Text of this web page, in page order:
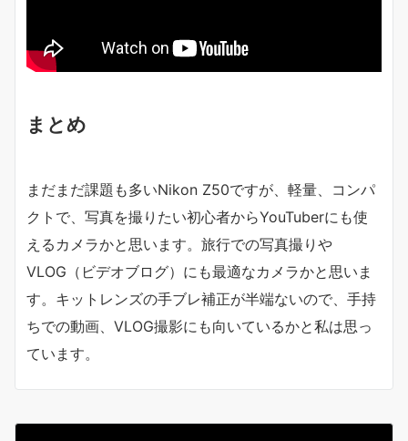
まとめ
まだまだ課題も多いNikon Z50ですが、軽量、コンパ
クトで、写真を撮りたい初心者からYouTuberにも使
えるカメラかと思います。旅行での写真撮りや
VLOG（ビデオブログ）にも最適なカメラかと思いま
す。キットレンズの手ブレ補正が半端ないので、手持
ちでの動画、VLOG撮影にも向いているかと私は思っ
ています。